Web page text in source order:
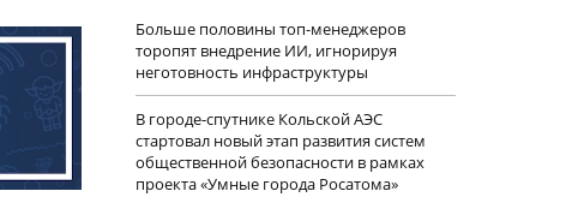
Больше половины топ-менеджеров
торопят внедрение ИИ, игнорируя
неготовность инфраструктуры
В городе-спутнике Кольской АЭС
стартовал новый этап развития систем
общественной безопасности в рамках
проекта «Умные города Росатома»